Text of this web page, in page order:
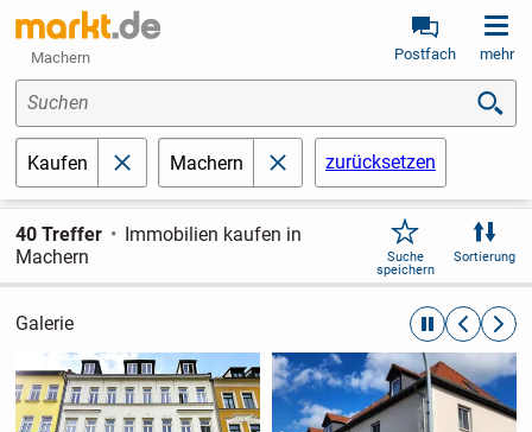
Machern Postfach mehr
Suchen
Kaufen schließenMachern schließenzurücksetzen
40 Treffer
Immobilien kaufen in
Machern
Suche
speichern
Sortierung
Galerie automatische